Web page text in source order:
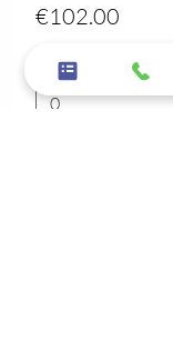
€102.00
Quantity